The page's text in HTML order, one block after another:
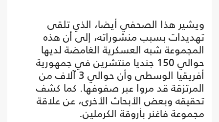
ويشير هذا الصحفي أيضا، الذي تلقى
تهديدات بسبب منشوراته، إلى أن هذه
المجموعة شبه العسكرية الغامضة لديها
حوالي 150 جنديا منتشرين في جمهورية
أفريقيا الوسطى وأن حوالي 3 آلاف من
المرتزقة قد مروا عبر صفوفها. كما كشف
تحقيقه وبعض الأبحاث الأخرى، عن علاقة
مجموعة فاغنر بأروقة الكرملين.